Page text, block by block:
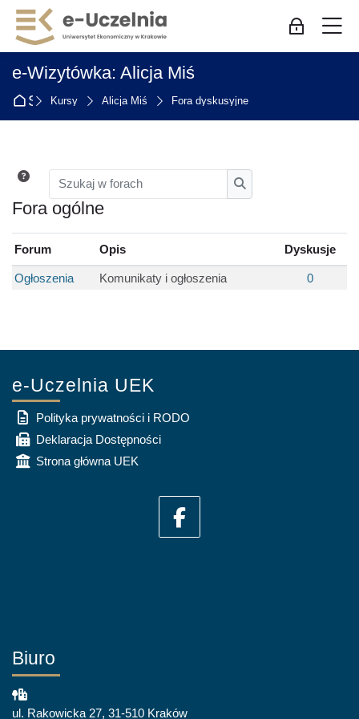
Skip to navigation
Skip to login form
Przejdź do głównej zawartości
Skip to accessibility options
Skip to footer
Skip accessibility options
Zaloguj
e-Wizytówka: Alicja Miś
Strona główna
Kursy Alicja Miś Fora dyskusyjne
Szukaj w forach
Szukaj w forach
Fora ogólne
Forum Opis Dyskusje
Ogłoszenia Komunikaty i ogłoszenia 0
e-Uczelnia UEK
Polityka prywatności i RODO
Deklaracja Dostępności
Strona główna UEK
Biuro
ul. Rakowicka 27, 31-510 Kraków